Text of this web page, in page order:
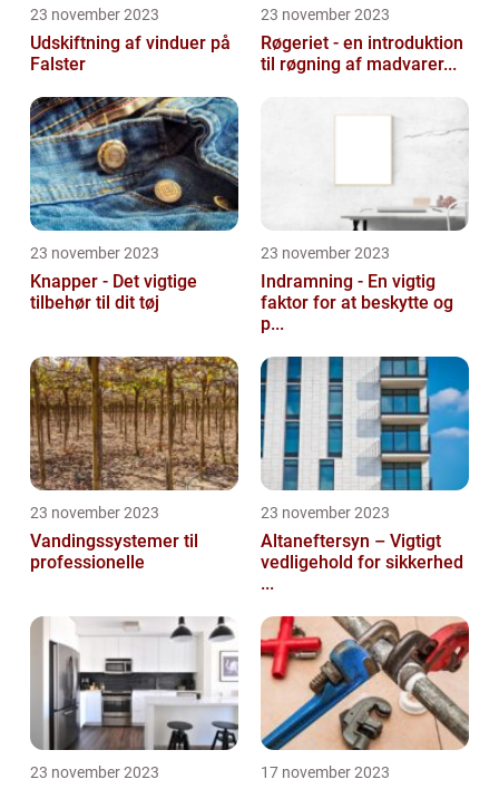
23 november 2023
Udskiftning af vinduer på
Falster
23 november 2023
Røgeriet - en introduktion
til røgning af madvarer...
23 november 2023
Knapper - Det vigtige
tilbehør til dit tøj
23 november 2023
Indramning - En vigtig
faktor for at beskytte og
p...
23 november 2023
Vandingssystemer til
professionelle
23 november 2023
Altaneftersyn – Vigtigt
vedligehold for sikkerhed
...
23 november 2023 17 november 2023